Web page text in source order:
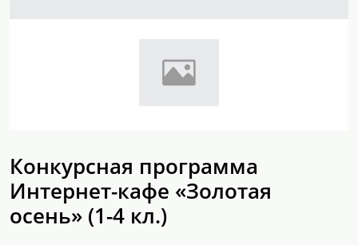
Конкурсная программа
Интернет-кафе «Золотая
осень» (1-4 кл.)